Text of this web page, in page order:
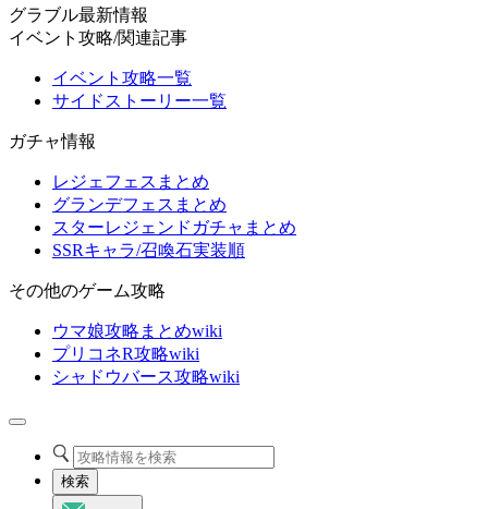
グラブル最新情報
イベント攻略/関連記事
イベント攻略一覧
サイドストーリー一覧
ガチャ情報
レジェフェスまとめ
グランデフェスまとめ
スターレジェンドガチャまとめ
SSRキャラ/召喚石実装順
その他のゲーム攻略
ウマ娘攻略まとめwiki
プリコネR攻略wiki
シャドウバース攻略wiki
検索